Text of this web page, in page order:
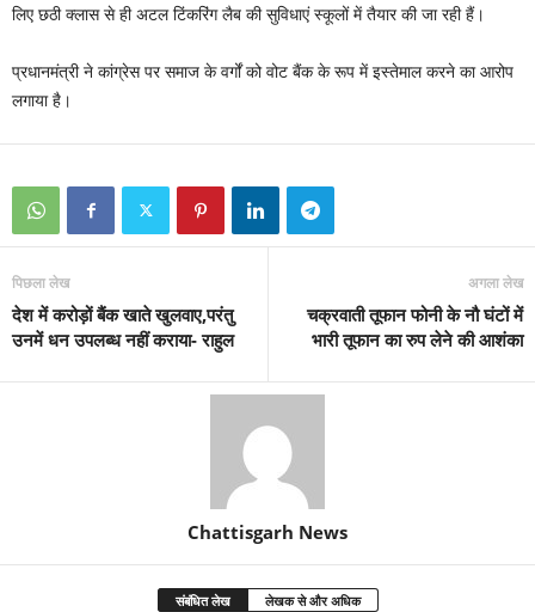
लिए छठी क्‍लास से ही अटल टिंकरिंग लैब की सुविधाएं स्‍कूलों में तैयार की जा रही हैं।
प्रधानमंत्री ने कांग्रेस पर समाज के वर्गों को वोट बैंक के रूप में इस्‍तेमाल करने का आरोप
लगाया है।
पिछला लेख
देश में करोड़ों बैंक खाते खुलवाए,परंतु
उनमें धन उपलब्ध नहीं कराया- राहुल
अगला लेख
चक्रवाती तूफान फोनी के नौ घंटों में
भारी तूफान का रुप लेने की आशंका
Chattisgarh News
संबंधित लेख लेखक से और अधिक